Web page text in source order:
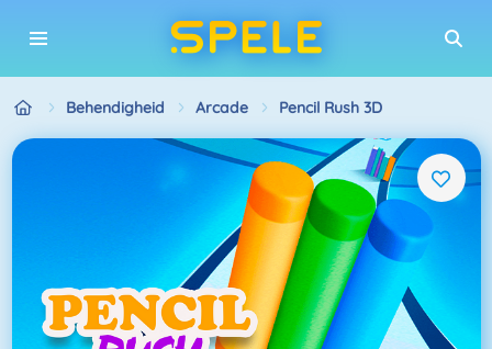
Behendigheid Arcade Pencil Rush 3D